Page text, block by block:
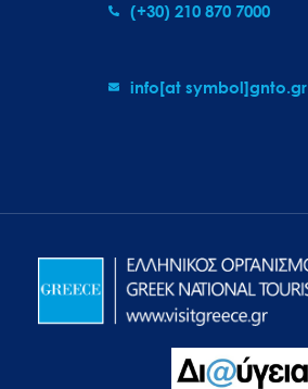
(+30) 210 870 7000
info[at symbol]gnto.gr